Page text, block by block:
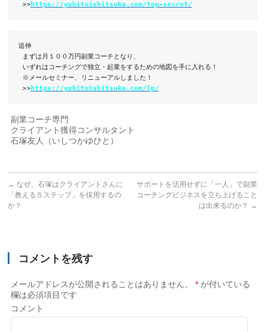
>>https://yuhitoishitsuka.com/top-secret/
追伸
まずは月１００万円副業コーチとなり、
いずれはコーチングで独立・起業をするための地図を手に入れる！
※メールセミナー、リニューアルしました！
>>https://yuhitoishitsuka.com/lp/
副業コーチ専門
クライアント獲得コンサルタント
石塚友人（いしつかゆひと）
← なぜ、石塚はクライアントさんに
「教える５ステップ」を採用するの
か？
サポートを活用せずに「一人」で副業
コーチングビジネスを立ち上げること
は出来るのか？ →
コメントを残す
メールアドレスが公開されることはありません。 * が付いている
欄は必須項目です
コメント